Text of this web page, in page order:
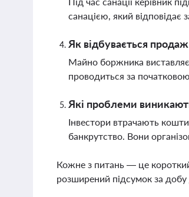
санацією, який відповідає
Як відбувається
Майно боржника
проводиться за
Які проблеми
Інвестори втрачають
банкрутство. Вони
Кожне з питань — це
розширений підсумок за добу